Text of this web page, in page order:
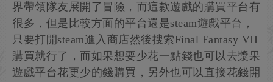
界帶領隊友展開了冒險，而這款遊戲的購買平台有
很多，但是比較方面的平台還是steam遊戲平台，
只要打開steam進入商店然後搜索Final Fantasy VII
購買就行了，而如果想要少花一點錢也可以去漿果
遊戲平台花更少的錢購買，另外也可以直接花錢開